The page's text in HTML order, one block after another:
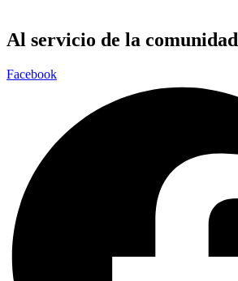
Al servicio de la comunidad
Facebook